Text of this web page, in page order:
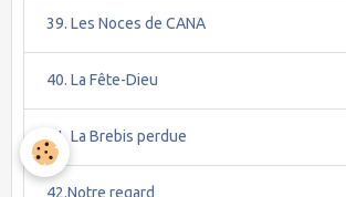
39. Les Noces de CANA
40. La Fête-Dieu
41. La Brebis perdue
42.Notre regard